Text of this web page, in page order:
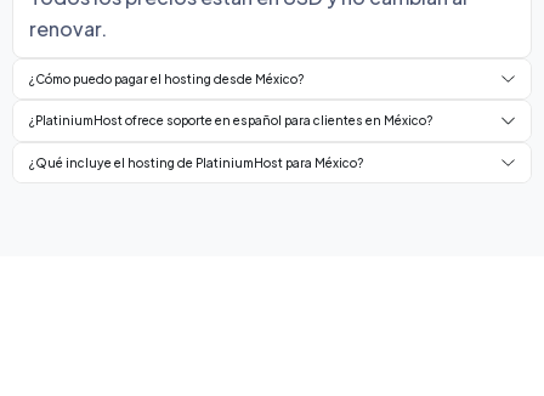
renovar.
¿Cómo puedo pagar el hosting desde México?
¿PlatiniumHost ofrece soporte en español para clientes en México?
¿Qué incluye el hosting de PlatiniumHost para México?